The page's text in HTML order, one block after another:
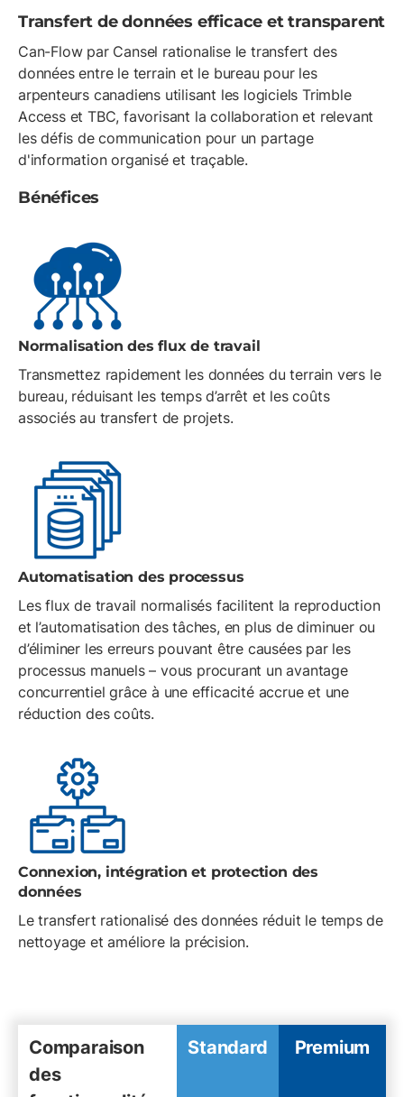
Transfert de données efficace et transparent
Can-Flow par Cansel rationalise le transfert des
données entre le terrain et le bureau pour les
arpenteurs canadiens utilisant les logiciels Trimble
Access et TBC, favorisant la collaboration et relevant
les défis de communication pour un partage
d'information organisé et traçable.
Bénéfices
Normalisation des flux de travail
Transmettez rapidement les données du terrain vers le
bureau, réduisant les temps d’arrêt et les coûts
associés au transfert de projets.
Automatisation des processus
Les flux de travail normalisés facilitent la reproduction
et l’automatisation des tâches, en plus de diminuer ou
d’éliminer les erreurs pouvant être causées par les
processus manuels – vous procurant un avantage
concurrentiel grâce à une efficacité accrue et une
réduction des coûts.
Connexion, intégration et protection des
données
Le transfert rationalisé des données réduit le temps de
nettoyage et améliore la précision.
Comparaison
des
Standard Premium